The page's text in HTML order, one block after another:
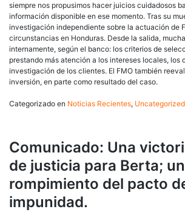
siempre nos propusimos hacer juicios cuidadosos
información disponible en ese momento. Tras su
investigación independiente sobre la actuación de
circunstancias en Honduras. Desde la salida,
internamente, según el banco: los criterios de
prestando más atención a los intereses locales, los
investigación de los clientes. El FMO también
inversión, en parte como resultado del caso.
Categorizado en Noticias Recientes, Uncategorized
Comunicado: Una
de justicia para Berta;
rompimiento del pacto
impunidad.